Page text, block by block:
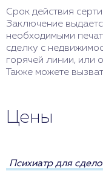
Срок действия
Заключение
необходимыми
сделку с
горячей линии, или
Также можете
Цены
Психиатр для